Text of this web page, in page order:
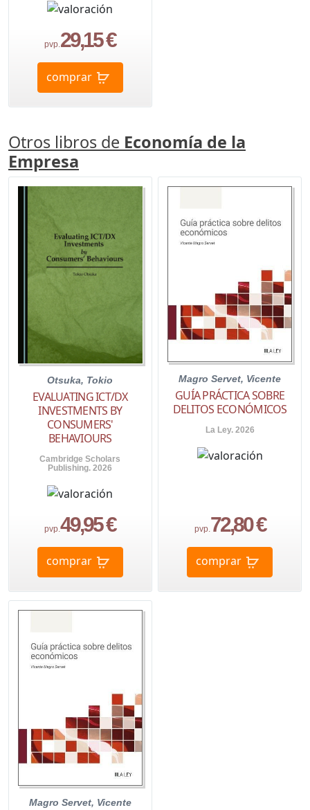
pvp.29,15 €
comprar
Otros libros de Economía de la
Empresa
Otsuka, Tokio
EVALUATING ICT/DX
INVESTMENTS BY
CONSUMERS'
BEHAVIOURS
Cambridge Scholars
Publishing. 2026
pvp.49,95 €
comprar
Magro Servet, Vicente
GUÍA PRÁCTICA SOBRE
DELITOS ECONÓMICOS
La Ley. 2026
pvp. 72,80 €
comprar
Magro Servet, Vicente